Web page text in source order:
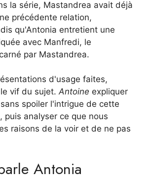
la série, Mastandrea avait déjà
précédente relation,
qu'Antonia entretient une
avec Manfredi, le
par Mastandrea.
d'usage faites,
vif du sujet.Antoine expliquer
spoiler l'intrigue de cette
puis analyser ce que nous
raisons de la voir et de ne pas
Antonia